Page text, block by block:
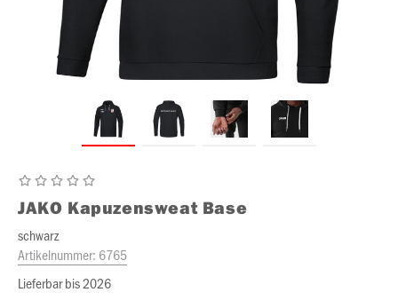
JAKO Kapuzensweat Base
schwarz
Artikelnummer: 6765
Lieferbar bis 2026